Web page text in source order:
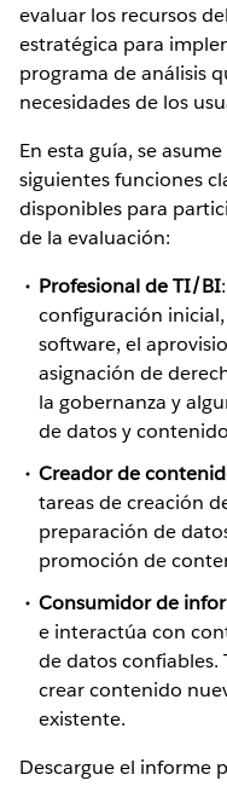
evaluar los recursos
estratégica para
programa de análisis
necesidades de los
En esta guía, se
siguientes funciones
disponibles para
de la evaluación:
Profesional de TI/BI
configuración
software, el
asignación de
la gobernanza y
de datos y
Creador de
tareas de creación
preparación de
promoción de
Consumidor de
e interactúa con
de datos confiables.
crear contenido
existente.
Descargue el informe